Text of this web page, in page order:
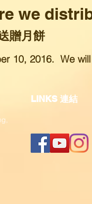
we
贈月餅
10, 2016. We
​LINKS 連結